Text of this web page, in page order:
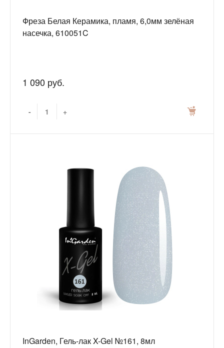
Фреза Белая Керамика, пламя, 6,0мм зелёная
насечка, 610051C
1 090 руб.
- +
InGarden, Гель-лак X-Gel №161, 8мл